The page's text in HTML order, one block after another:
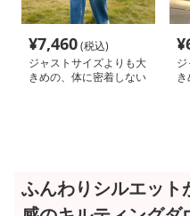
¥7,460(税込)
ジャストサイズよりも大
きめの、体に密着しない
¥
ふんわりシルエット